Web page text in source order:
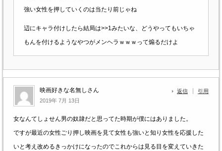
強い女性を押していくのは当たり前じゃね
辺にキャラ付けしたら結局は>>1みたいな、どうやってもいちゃ
もんを付けるようなやつがメンヘラｗｗｗって煽るだけよ
映画好きな名無しさん
2019年 7月 13日
返信 引用
女なんてしょせん男の奴隷だと思ってた時期が僕にはありました。
ですが最近の女性ごり押し映画を見て女性も強いと知り女性を応援した
いと考え改めるきっかけになったのでこれからは見る目を変えていきた